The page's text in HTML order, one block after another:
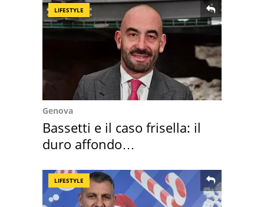
LIFESTYLE
Genova
Bassetti e il caso frisella: il
duro affondo
LIFESTYLE